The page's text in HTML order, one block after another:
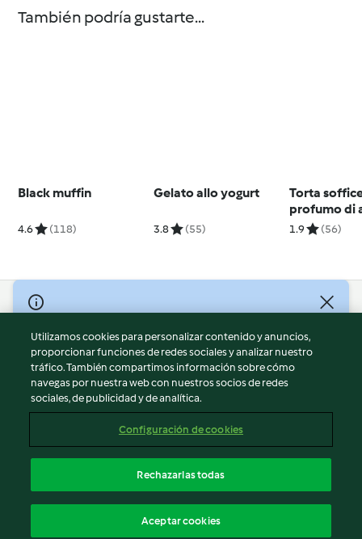
También podría gustarte...
Black muffin
4.6 (118)
Gelato allo yogurt
3.8 (55)
Torta
profumo di
1.9 (56)
© Copyright 2026
Términos de uso
Política de privacidad
Aviso legal
Información legal
Reportar contenido
Declaración de accesibilidad
Utilizamos cookies para personalizar contenido y anuncios,
proporcionar funciones de redes sociales y analizar nuestro
tráfico. También compartimos información sobre cómo
navegas por nuestra web con nuestros socios de redes
sociales, de publicidad y de analítica.
Configuración de cookies
Rechazarlas todas
Aceptar cookies